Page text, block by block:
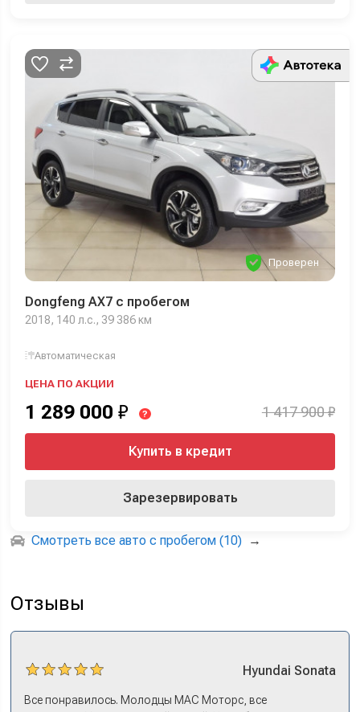
Проверен
Dongfeng AX7 с пробегом
2018, 140 л.с., 39 386 км
Автоматическая
ЦЕНА ПО АКЦИИ
1 289 000 ₽ ? 1 417 900 ₽
Купить в кредит
Зарезервировать
Смотреть все авто с пробегом (10) →
Отзывы
Hyundai Sonata
Все понравилось. Молодцы МАС Моторс, все